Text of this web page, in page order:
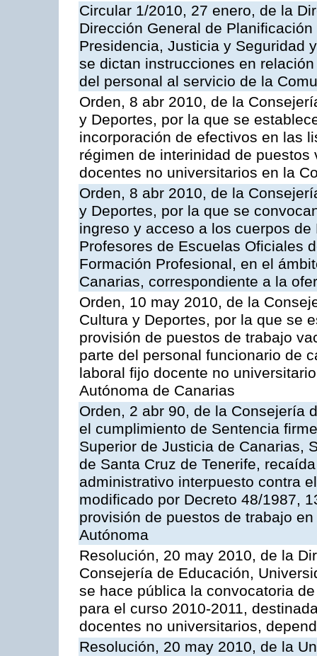
Circular 1/2010, 27 enero, de la
Dirección General de
Presidencia, Justicia y Seguridad
se dictan instrucciones en
del personal al servicio de la
Orden, 8 abr 2010, de la
y Deportes, por la que se
incorporación de efectivos en las
régimen de interinidad de
docentes no universitarios en la
Orden, 8 abr 2010, de la
y Deportes, por la que se
ingreso y acceso a los cuerpos
Profesores de Escuelas Oficiales
Formación Profesional, en el
Canarias, correspondiente a la
Orden, 10 may 2010, de la
Cultura y Deportes, por la que se
provisión de puestos de trabajo
parte del personal funcionario de
laboral fijo docente no
Autónoma de Canarias
Orden, 2 abr 90, de la Consejería
el cumplimiento de Sentencia
Superior de Justicia de Canarias,
de Santa Cruz de Tenerife,
administrativo interpuesto contra
modificado por Decreto 48/1987,
provisión de puestos de trabajo
Autónoma
Resolución, 20 may 2010, de la
Consejería de Educación,
se hace pública la convocatoria
para el curso 2010-2011,
docentes no universitarios,
Resolución, 20 may 2010, de la